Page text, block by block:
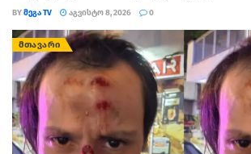
BYᲛᲔᲒᲐ TV ᲐᲒᲕᲘᲡᲢᲝ 8, 2026 0
ᲛᲗᲐᲕᲐᲠᲘ